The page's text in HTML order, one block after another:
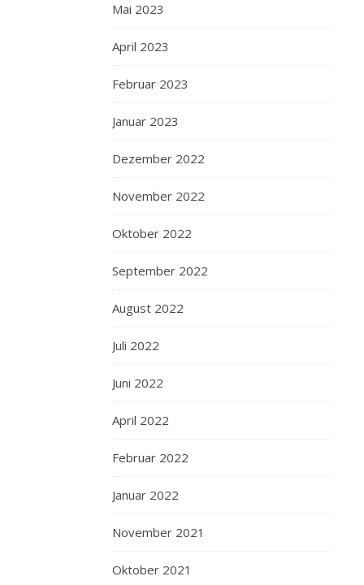
Mai 2023
April 2023
Februar 2023
Januar 2023
Dezember 2022
November 2022
Oktober 2022
September 2022
August 2022
Juli 2022
Juni 2022
April 2022
Februar 2022
Januar 2022
November 2021
Oktober 2021